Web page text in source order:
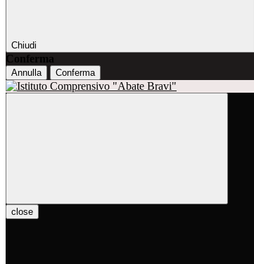
Chiudi
Conferma
Annulla Conferma
close